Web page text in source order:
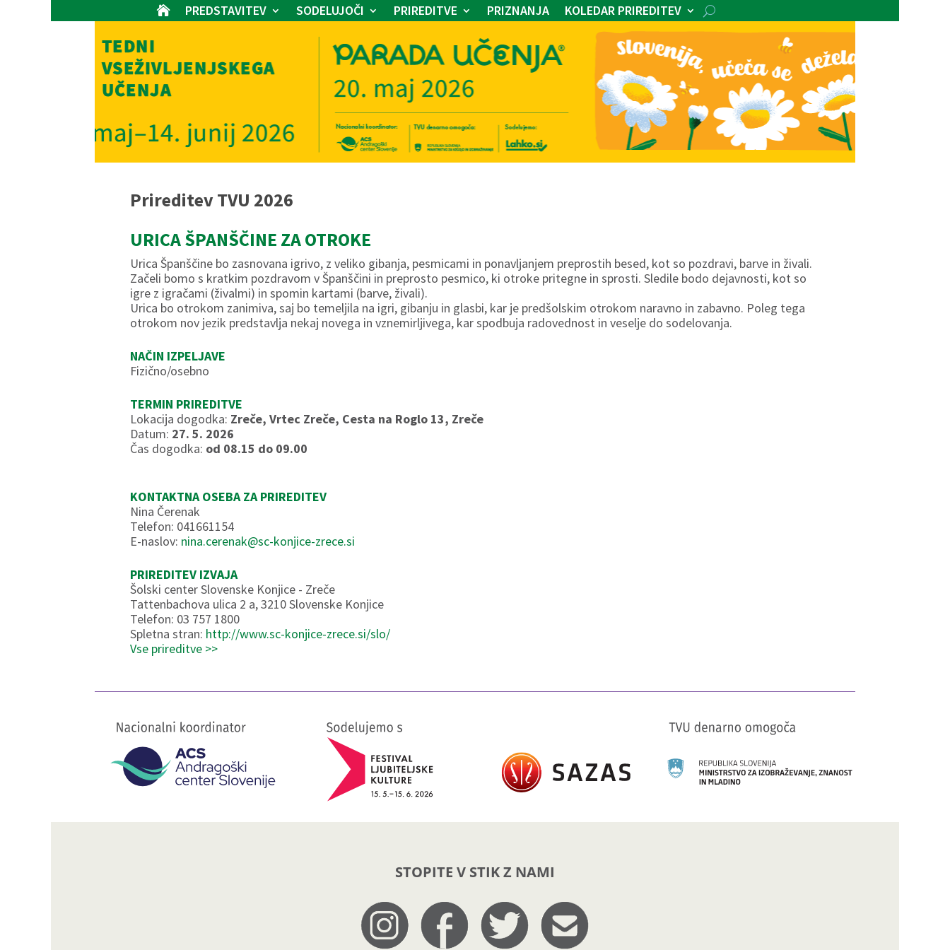
 PREDSTAVITEV SODELUJOČI PRIREDITVE PRIZNANJA KOLEDAR PRIREDITEV
Prireditev TVU 2026
URICA ŠPANŠČINE ZA OTROKE
Urica Španščine bo zasnovana igrivo, z veliko gibanja, pesmicami in ponavljanjem preprostih besed, kot so pozdravi, barve in živali.
Začeli bomo s kratkim pozdravom v Španščini in preprosto pesmico, ki otroke pritegne in sprosti. Sledile bodo dejavnosti, kot so
igre z igračami (živalmi) in spomin kartami (barve, živali).
Urica bo otrokom zanimiva, saj bo temeljila na igri, gibanju in glasbi, kar je predšolskim otrokom naravno in zabavno. Poleg tega
otrokom nov jezik predstavlja nekaj novega in vznemirljivega, kar spodbuja radovednost in veselje do sodelovanja.
NAČIN IZPELJAVE
Fizično/osebno
TERMIN PRIREDITVE
Lokacija dogodka: Zreče, Vrtec Zreče, Cesta na Roglo 13, Zreče
Datum: 27. 5. 2026
Čas dogodka: od 08.15 do 09.00
KONTAKTNA OSEBA ZA PRIREDITEV
Nina Čerenak
Telefon: 041661154
E-naslov: nina.cerenak@sc-konjice-zrece.si
PRIREDITEV IZVAJA
Šolski center Slovenske Konjice - Zreče
Tattenbachova ulica 2 a, 3210 Slovenske Konjice
Telefon: 03 757 1800
Spletna stran: http://www.sc-konjice-zrece.si/slo/
Vse prireditve >>
STOPITE V STIK Z NAMI